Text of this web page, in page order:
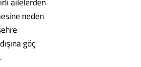
neden
göç